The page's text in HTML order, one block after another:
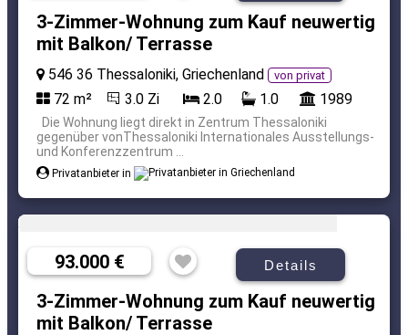
3-Zimmer-Wohnung zum Kauf neuwertig
mit Balkon/ Terrasse
546 36 Thessaloniki, Griechenland von privat
72 m² 3.0 Zi 2.0 1.0 1989
Die Wohnung liegt direkt in Zentrum Thessaloniki
gegenüber vonThessaloniki Internationales Ausstellungs-
und Konferenzzentrum ...
Privatanbieter in
93.000 € Details
3-Zimmer-Wohnung zum Kauf neuwertig
mit Balkon/ Terrasse